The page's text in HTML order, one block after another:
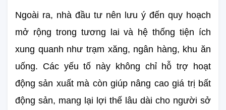
Ngoài ra, nhà đầu tư nên lưu ý đến quy hoạch
mở rộng trong tương lai và hệ thống tiện ích
xung quanh như trạm xăng, ngân hàng, khu ăn
uống. Các yếu tố này không chỉ hỗ trợ hoạt
động sản xuất mà còn giúp nâng cao giá trị bất
động sản, mang lại lợi thế lâu dài cho người sở